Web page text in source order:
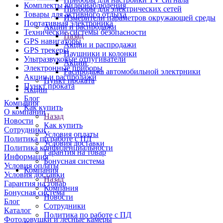
Приборы для электрических сетей
Измерители параметров окружающей среды
Акции и распродажи
Назад
Акции и распродажи
Наушники и колонки
Акции
Распродажа автомобильной электрники
Пункт проката
Акции
Блог
Как купить
Назад
Как купить
Условия оплаты
Условия доставки
Гарантия на товар
Бонусная система
Компания
Назад
Компания
Новости
Сотрудники
Политика по работе с ПД
Комплекты видеонаблюдения
Товары для активного отдыха
Портативная электроника
Технические системы безопасности
GPS навигаторы
GPS трекеры
Ультразвуковые отпугиватели
Электронные приборы
Акции и распродажи
Пункт проката
Компания
О компании
Новости
Сотрудники
Политика по работе с ПД
Политика конфиденциальности
Информация
Условия оплаты
Условия доставки
Гарантия на товар
Бонусная система
Блог
Каталог
Фотоловушки и лесные камеры